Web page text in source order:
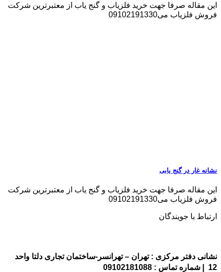
این مقاله صرفا جهت خرید فلزیاب و گنج یاب از معتبرترین شرکت
فروش فلزیاب می09102191330
نشانه غار در گنج یابی
این مقاله صرفا جهت خرید فلزیاب و گنج یاب از معتبرترین شرکت
فروش فلزیاب می09102191330
ارتباط با جویندگان
نشانی دفتر مرکزی : تهران – تهرانسر-ساختمان تجاری دلتا واحد
12 | شماره تماس : 09102181088